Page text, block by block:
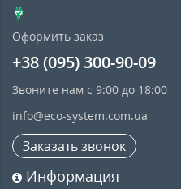
Оформить заказ
+38 (095) 300-90-09
Звоните нам с 9:00 до 18:00
info@eco-system.com.ua
Заказать звонок
Информация